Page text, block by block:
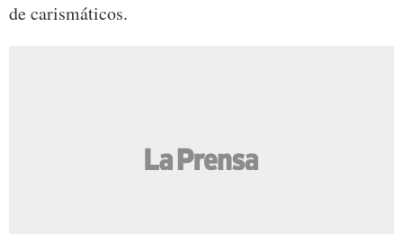
de carismáticos.